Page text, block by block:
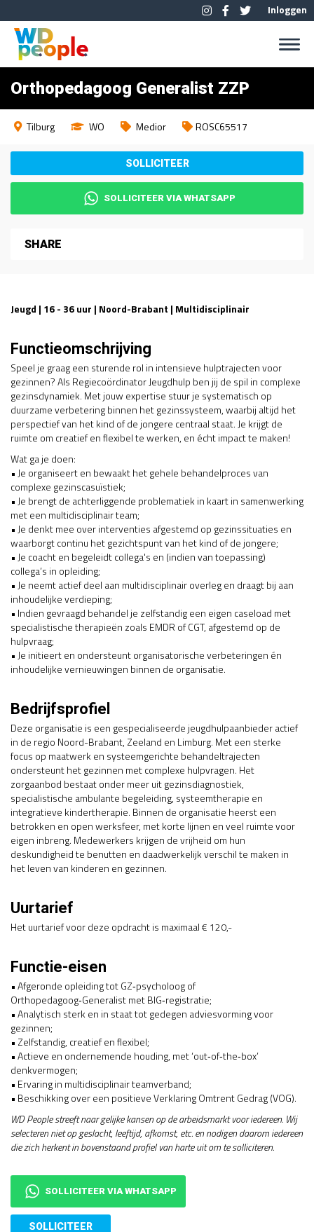
Inloggen
Orthopedagoog Generalist ZZP
Tilburg WO Medior ROSC65517
SOLLICITEER VIA WHATSAPP
SHARE
Jeugd | 16 - 36 uur | Noord-Brabant | Multidisciplinair
Functieomschrijving
Speel je graag een sturende rol in intensieve hulptrajecten voor
gezinnen? Als Regiecoördinator Jeugdhulp ben jij de spil in complexe
gezinsdynamiek. Met jouw expertise stuur je systematisch op
duurzame verbetering binnen het gezinssysteem, waarbij altijd het
perspectief van het kind of de jongere centraal staat. Je krijgt de
ruimte om creatief en flexibel te werken, en écht impact te maken!
Wat ga je doen:
• Je organiseert en bewaakt het gehele behandelproces van
complexe gezinscasuïstiek;
• Je brengt de achterliggende problematiek in kaart in samenwerking
met een multidisciplinair team;
• Je denkt mee over interventies afgestemd op gezinssituaties en
waarborgt continu het gezichtspunt van het kind of de jongere;
• Je coacht en begeleidt collega's en (indien van toepassing)
collega’s in opleiding;
• Je neemt actief deel aan multidisciplinair overleg en draagt bij aan
inhoudelijke verdieping;
• Indien gevraagd behandel je zelfstandig een eigen caseload met
specialistische therapieën zoals EMDR of CGT, afgestemd op de
hulpvraag;
• Je initieert en ondersteunt organisatorische verbeteringen én
inhoudelijke vernieuwingen binnen de organisatie.
Bedrijfsprofiel
Deze organisatie is een gespecialiseerde jeugdhulpaanbieder actief
in de regio Noord-Brabant, Zeeland en Limburg. Met een sterke
focus op maatwerk en systeemgerichte behandeltrajecten
ondersteunt het gezinnen met complexe hulpvragen. Het
zorgaanbod bestaat onder meer uit gezinsdiagnostiek,
specialistische ambulante begeleiding, systeemtherapie en
integratieve kindertherapie. Binnen de organisatie heerst een
betrokken en open werksfeer, met korte lijnen en veel ruimte voor
eigen inbreng. Medewerkers krijgen de vrijheid om hun
deskundigheid te benutten en daadwerkelijk verschil te maken in
het leven van kinderen en gezinnen.
Uurtarief
Het uurtarief voor deze opdracht is maximaal € 120,-
Functie-eisen
• Afgeronde opleiding tot GZ‑psycholoog of
Orthopedagoog‑Generalist met BIG‑registratie;
• Analytisch sterk en in staat tot gedegen adviesvorming voor
gezinnen;
• Zelfstandig, creatief en flexibel;
• Actieve en ondernemende houding, met ‘out‑of‑the‑box’
denkvermogen;
• Ervaring in multidisciplinair teamverband;
• Beschikking over een positieve Verklaring Omtrent Gedrag (VOG).
WD People streeft naar gelijke kansen op de arbeidsmarkt voor iedereen. Wij
selecteren niet op geslacht, leeftijd, afkomst, etc. en nodigen daarom iedereen
die zich herkent in bovenstaand profiel van harte uit om te solliciteren.
SOLLICITEER VIA WHATSAPP